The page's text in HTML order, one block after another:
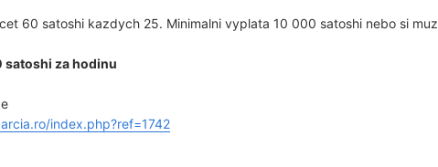
60 satoshi kazdych 25. Minimalni vyplata 10 000 satoshi nebo si
satoshi za hodinu
index.php?ref=1742